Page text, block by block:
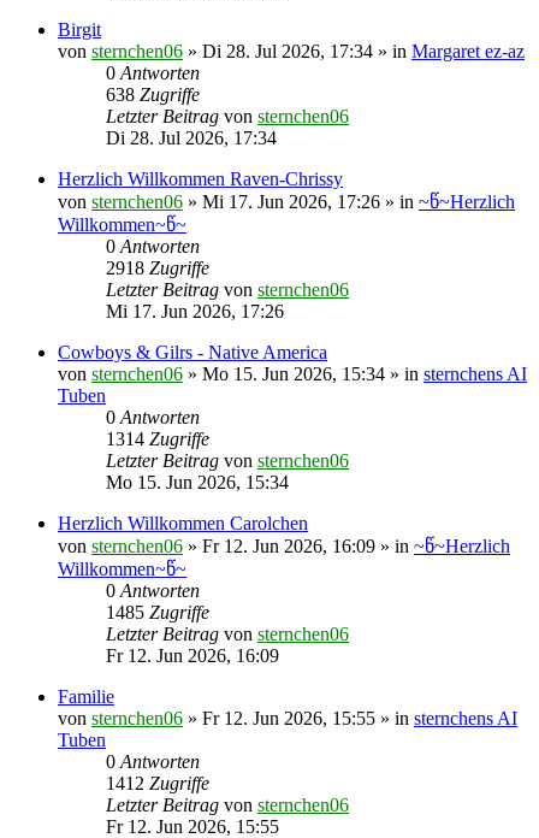
Birgit
von sternchen06 » Di 28. Jul 2026, 17:34 » in Margaret ez-az
0 Antworten
638 Zugriffe
Letzter Beitrag von sternchen06
Di 28. Jul 2026, 17:34
Herzlich Willkommen Raven-Chrissy
von sternchen06 » Mi 17. Jun 2026, 17:26 » in ~წ~Herzlich
Willkommen~წ~
0 Antworten
2918 Zugriffe
Letzter Beitrag von sternchen06
Mi 17. Jun 2026, 17:26
Cowboys & Gilrs - Native America
von sternchen06 » Mo 15. Jun 2026, 15:34 » in sternchens AI
Tuben
0 Antworten
1314 Zugriffe
Letzter Beitrag von sternchen06
Mo 15. Jun 2026, 15:34
Herzlich Willkommen Carolchen
von sternchen06 » Fr 12. Jun 2026, 16:09 » in ~წ~Herzlich
Willkommen~წ~
0 Antworten
1485 Zugriffe
Letzter Beitrag von sternchen06
Fr 12. Jun 2026, 16:09
Familie
von sternchen06 » Fr 12. Jun 2026, 15:55 » in sternchens AI
Tuben
0 Antworten
1412 Zugriffe
Letzter Beitrag von sternchen06
Fr 12. Jun 2026, 15:55